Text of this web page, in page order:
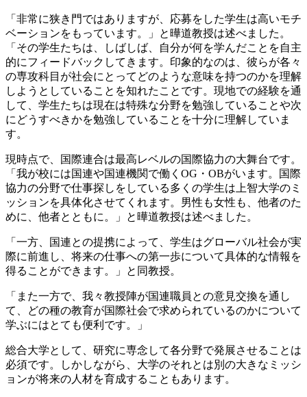
「非常に狭き門ではありますが、応募をした学生は高いモチ
ベーションをもっています。」と曄道教授は述べました。
「その学生たちは、しばしば、自分が何を学んだことを自主
的にフィードバックしてきます。印象的なのは、彼らが各々
の専攻科目が社会にとってどのような意味を持つのかを理解
しようとしていることを知れたことです。現地での経験を通
して、学生たちは現在は特殊な分野を勉強していることや次
にどうすべきかを勉強していることを十分に理解していま
す。
現時点で、国際連合は最高レベルの国際協力の大舞台です。
「我が校には国連や国連機関で働くOG・OBがいます。国際
協力の分野で仕事探しをしている多くの学生は上智大学のミ
ッションを具体化させてくれます。男性も女性も、他者のた
めに、他者とともに。」と曄道教授は述べました。
「一方、国連との提携によって、学生はグローバル社会が実
際に前進し、将来の仕事への第一歩について具体的な情報を
得ることができます。」と同教授。
「また一方で、我々教授陣が国連職員との意見交換を通し
て、どの種の教育が国際社会で求められているのかについて
学ぶにはとても便利です。」
総合大学として、研究に専念して各分野で発展させることは
必須です。しかしながら、大学のそれとは別の大きなミッシ
ョンが将来の人材を育成することもあります。